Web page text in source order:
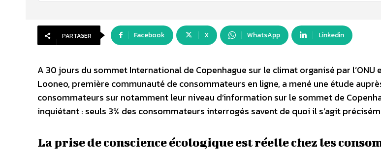
PARTAGER Facebook X WhatsApp Linkedin
A 30 jours du sommet International de Copenhague sur le climat organisé par l’ONU
Looneo, première communauté de consommateurs en ligne, a mené une étude
consommateurs sur notamment leur niveau d’information sur le sommet de
inquiétant : seuls 3% des consommateurs interrogés savent de quoi il s’agit
La prise de conscience écologique est réelle chez les